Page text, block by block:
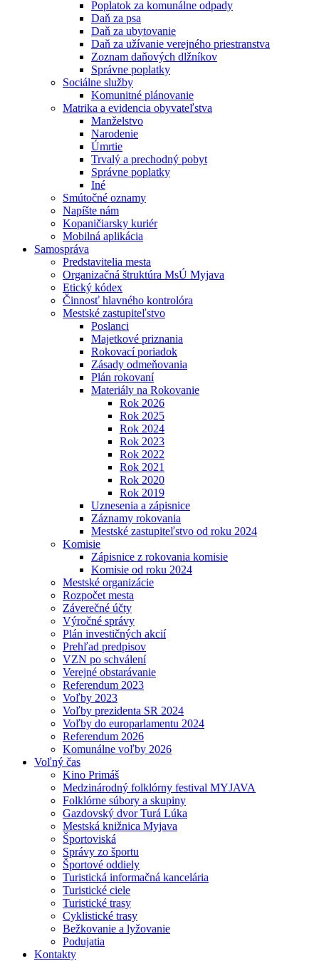
Poplatok za komunálne odpady
Daň za psa
Daň za ubytovanie
Daň za užívanie verejného priestranstva
Zoznam daňových dlžníkov
Správne poplatky
Sociálne služby
Komunitné plánovanie
Matrika a evidencia obyvateľstva
Manželstvo
Narodenie
Úmrtie
Trvalý a prechodný pobyt
Správne poplatky
Iné
Smútočné oznamy
Napíšte nám
Kopaničiarsky kuriér
Mobilná aplikácia
Samospráva
Predstavitelia mesta
Organizačná štruktúra MsÚ Myjava
Etický kódex
Činnosť hlavného kontrolóra
Mestské zastupiteľstvo
Poslanci
Majetkové priznania
Rokovací poriadok
Zásady odmeňovania
Plán rokovaní
Materiály na Rokovanie
Rok 2026
Rok 2025
Rok 2024
Rok 2023
Rok 2022
Rok 2021
Rok 2020
Rok 2019
Uznesenia a zápisnice
Záznamy rokovania
Mestské zastupiteľstvo od roku 2024
Komisie
Zápisnice z rokovania komisie
Komisie od roku 2024
Mestské organizácie
Rozpočet mesta
Záverečné účty
Výročné správy
Plán investičných akcií
Prehľad predpisov
VZN po schválení
Verejné obstarávanie
Referendum 2023
Voľby 2023
Voľby prezidenta SR 2024
Voľby do europarlamentu 2024
Referendum 2026
Komunálne voľby 2026
Voľný čas
Kino Primáš
Medzinárodný folklórny festival MYJAVA
Folklórne súbory a skupiny
Gazdovský dvor Turá Lúka
Mestská knižnica Myjava
Športoviská
Správy zo športu
Športové oddiely
Turistická informačná kancelária
Turistické ciele
Turistické trasy
Cyklistické trasy
Bežkovanie a lyžovanie
Podujatia
Kontakty